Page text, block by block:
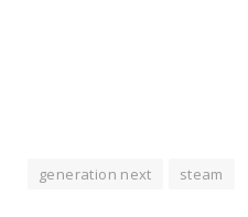
generation next steam